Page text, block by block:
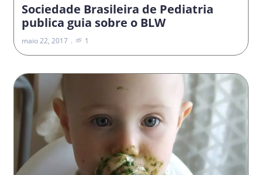
Sociedade Brasileira de Pediatria
publica guia sobre o BLW
maio 22, 2017 1